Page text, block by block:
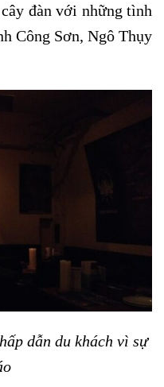
đàn với những tình
Công Sơn, Ngô Thụy
dẫn du khách vì sự